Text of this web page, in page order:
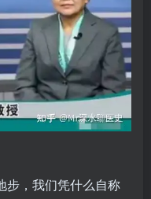
步，我们凭什么自称